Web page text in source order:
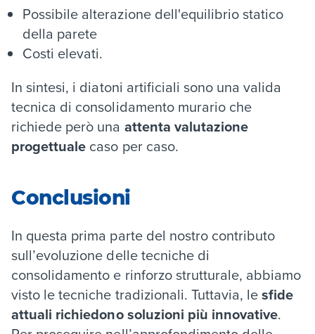
Possibile alterazione dell'equilibrio statico
della parete
Costi elevati.
In sintesi, i diatoni artificiali sono una valida
tecnica di consolidamento murario che
richiede però una attenta valutazione
progettuale caso per caso.
Conclusioni
In questa prima parte del nostro contributo
sull’evoluzione delle tecniche di
consolidamento e rinforzo strutturale, abbiamo
visto le tecniche tradizionali. Tuttavia, lesfide
attuali richiedono soluzioni più innovative.